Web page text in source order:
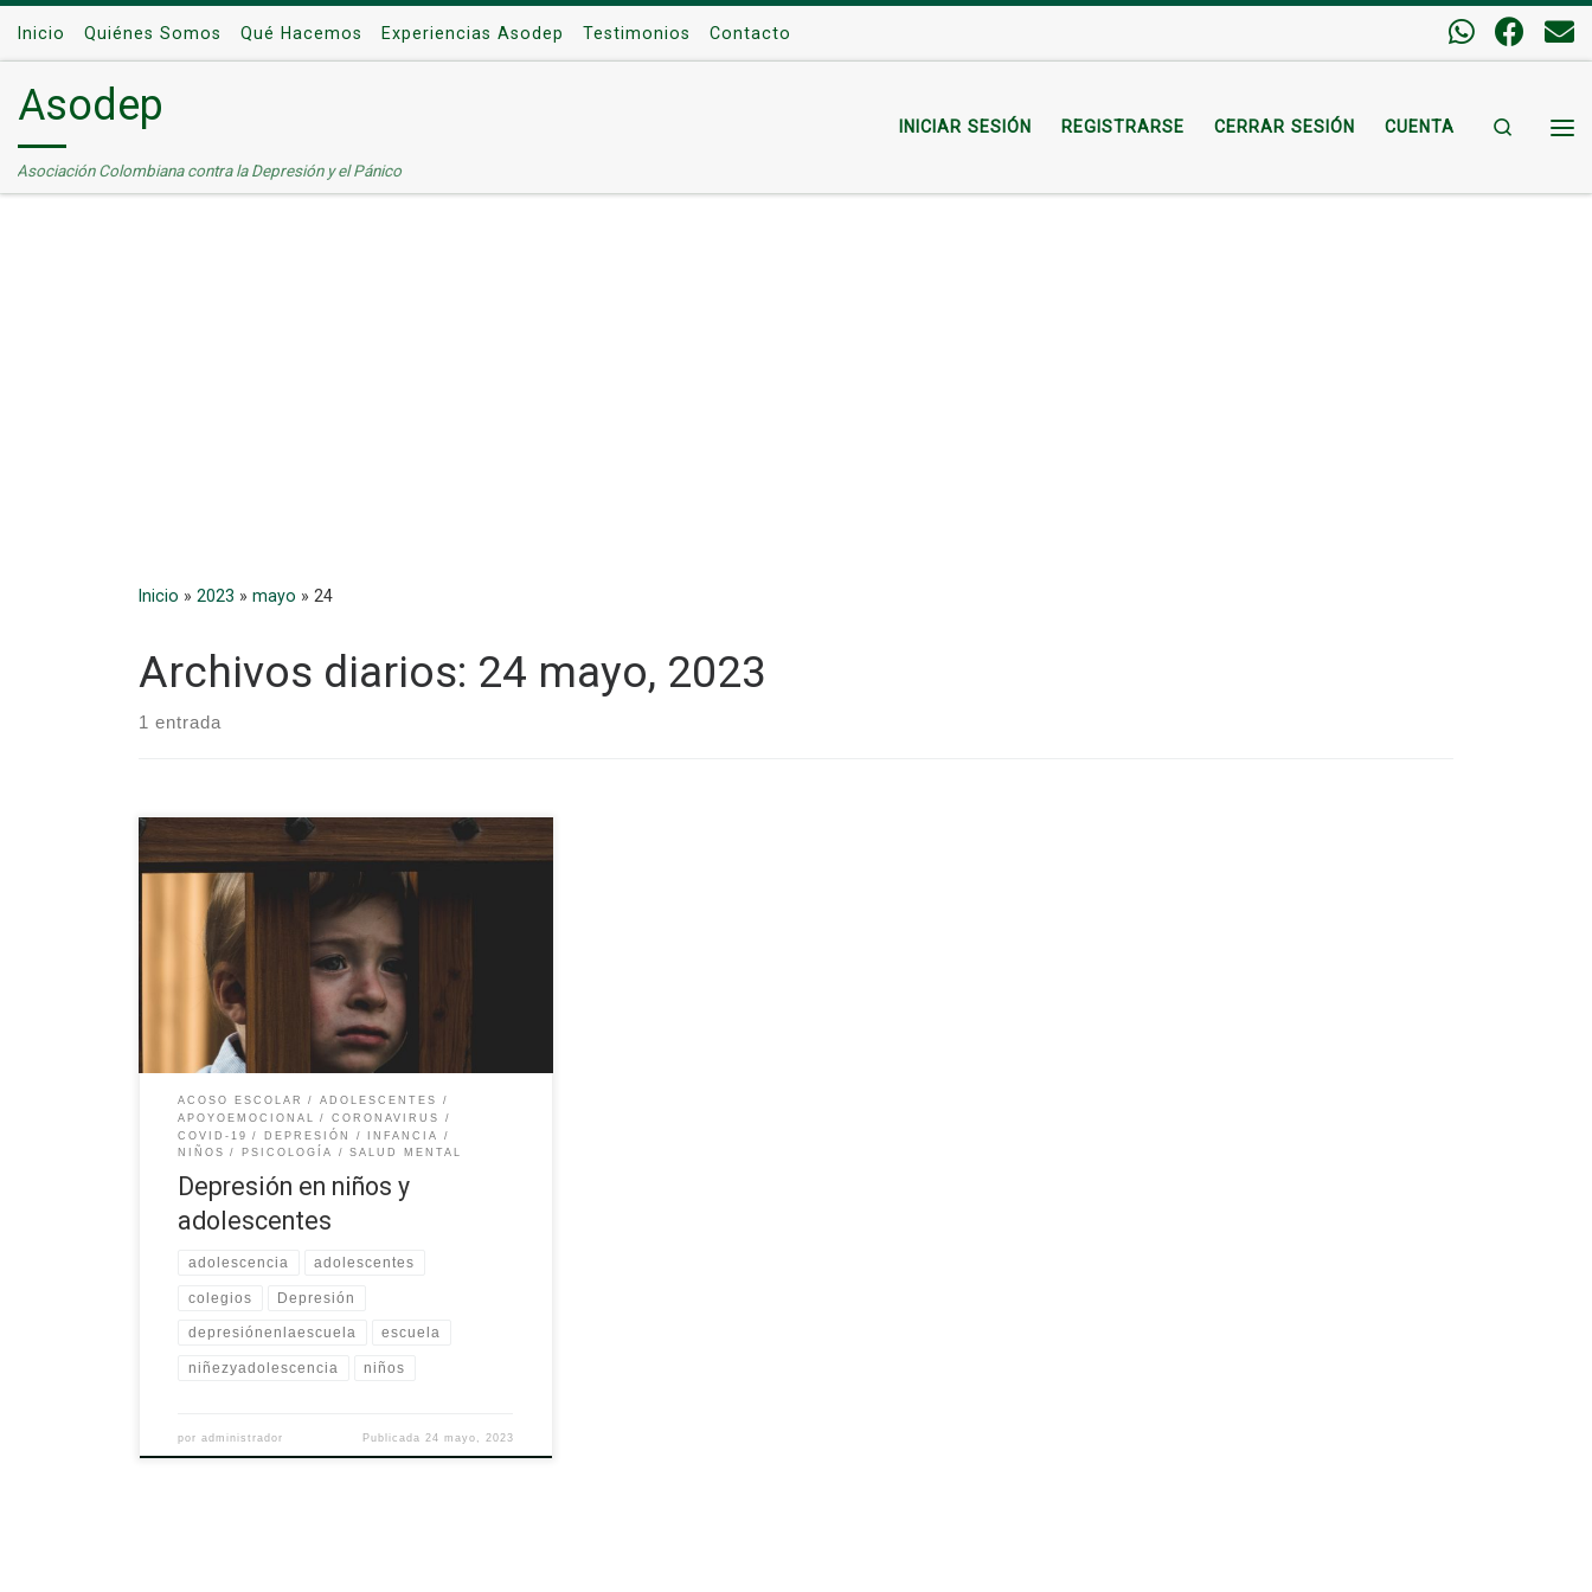
Saltar al contenido
Inicio Quiénes Somos Qué Hacemos Experiencias Asodep Testimonios Contacto
Asodep
Asociación Colombiana contra la Depresión y el Pánico
INICIAR SESIÓN REGISTRARSE CERRAR SESIÓN CUENTA
Search
Inicio » 2023 » mayo » 24
Archivos diarios: 24 mayo, 2023
1 entrada
La depresión en niños y adolescentes es un
problema cada vez más común y preocupante en la
sociedad actual. Se estima que el 8% de […]
ACOSO ESCOLAR
ADOLESCENTES
APOYOEMOCIONAL
CORONAVIRUS
COVID-19
DEPRESIÓN
INFANCIA
NIÑOS
PSICOLOGÍA SALUD MENTAL
Depresión en niños y
adolescentes
adolescencia adolescentes
colegios Depresión
depresiónenlaescuela escuela
niñezyadolescencia niños
poradministrador Publicada 24 mayo, 2023